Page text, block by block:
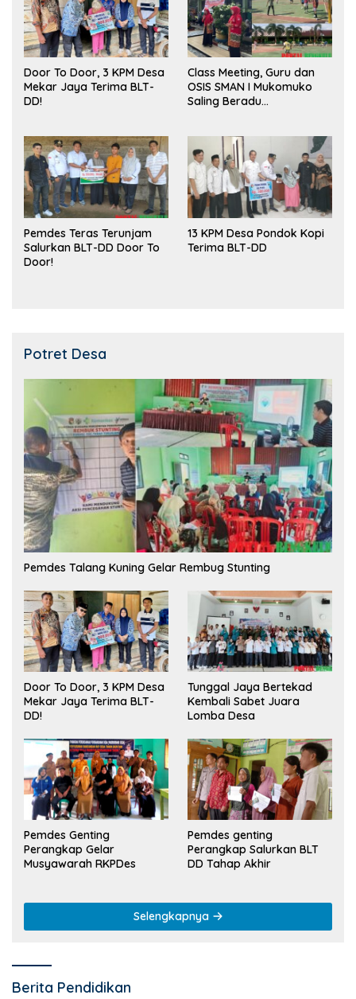
Door To Door, 3 KPM Desa
Mekar Jaya Terima BLT-
DD!
Class Meeting, Guru dan
OSIS SMAN I Mukomuko
Saling Beradu
Pemdes Teras Terunjam
Salurkan BLT-DD Door To
Door!
13 KPM Desa Pondok Kopi
Terima BLT-DD
Potret Desa
Pemdes Talang Kuning Gelar Rembug Stunting
Door To Door, 3 KPM Desa
Mekar Jaya Terima BLT-
DD!
Tunggal Jaya Bertekad
Kembali Sabet Juara
Lomba Desa
Pemdes Genting
Perangkap Gelar
Musyawarah RKPDes
Pemdes genting
Perangkap Salurkan BLT
DD Tahap Akhir
Selengkapnya
Berita Pendidikan